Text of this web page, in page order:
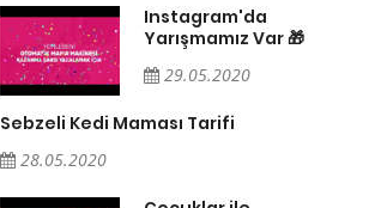
Instagram'da
Yarışmamız Var 🎁
29.05.2020
Sebzeli Kedi Maması Tarifi
28.05.2020